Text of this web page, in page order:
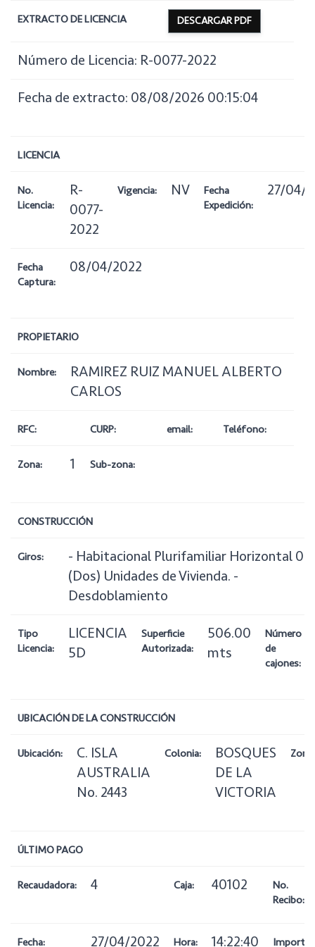
EXTRACTO DE LICENCIA DESCARGAR PDF
Número de Licencia: R-0077-2022
Fecha de extracto: 08/08/2026 00:15:04
LICENCIA
No.
Licencia:
R-
0077-
2022
Vigencia: NV
Fecha
Expedición:
27/04/
Fecha
Captura:
08/04/2022
PROPIETARIO
Nombre:
RAMIREZ RUIZ MANUEL ALBERTO
CARLOS
RFC: CURP: email: Teléfono:
Zona: 1 Sub-zona:
CONSTRUCCIÓN
Giros:
- Habitacional Plurifamiliar Horizontal 02
(Dos) Unidades de Vivienda. -
Desdoblamiento
Tipo
Licencia:
LICENCIA
5D
Superficie
Autorizada:
506.00
mts
Número
de
cajones:
UBICACIÓN DE LA CONSTRUCCIÓN
Ubicación:
C. ISLA
AUSTRALIA
No. 2443
Colonia:
BOSQUES
DE LA
VICTORIA
Zona:
ÚLTIMO PAGO
Recaudadora: 4 Caja: 40102
No.
Recibo:
Fecha: 27/04/2022 Hora: 14:22:40 Importe: